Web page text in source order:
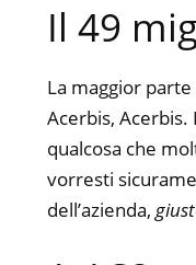
Il 49
La maggior
Acerbis,
qualcosa che
vorresti
dell’azienda,